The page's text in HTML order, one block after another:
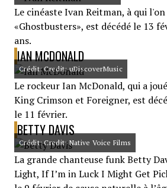
Le cinéaste Ivan Reitman, à qui
«Ghostbusters», est décédé le 13
ans.
IAN MCDONALD
Crédit: Credit: uDiscoverMusic
Le rockeur Ian McDonald, qui a
King Crimson et Foreigner, est
le 11 février.
BETTY DAVIS
Crédit: Credit: Native Voice Films
La grande chanteuse funk Betty
Light, If I’m in Luck I Might Get